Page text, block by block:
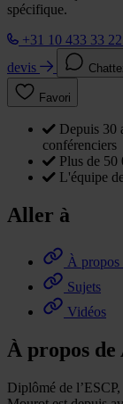
spécifique.
+31 10 433 33 22
devis
Favori
Depuis 30
conférenciers
Plus de 50
L'équipe
Aller à
À
Sujets
Vidéos
À propos
Diplômé de